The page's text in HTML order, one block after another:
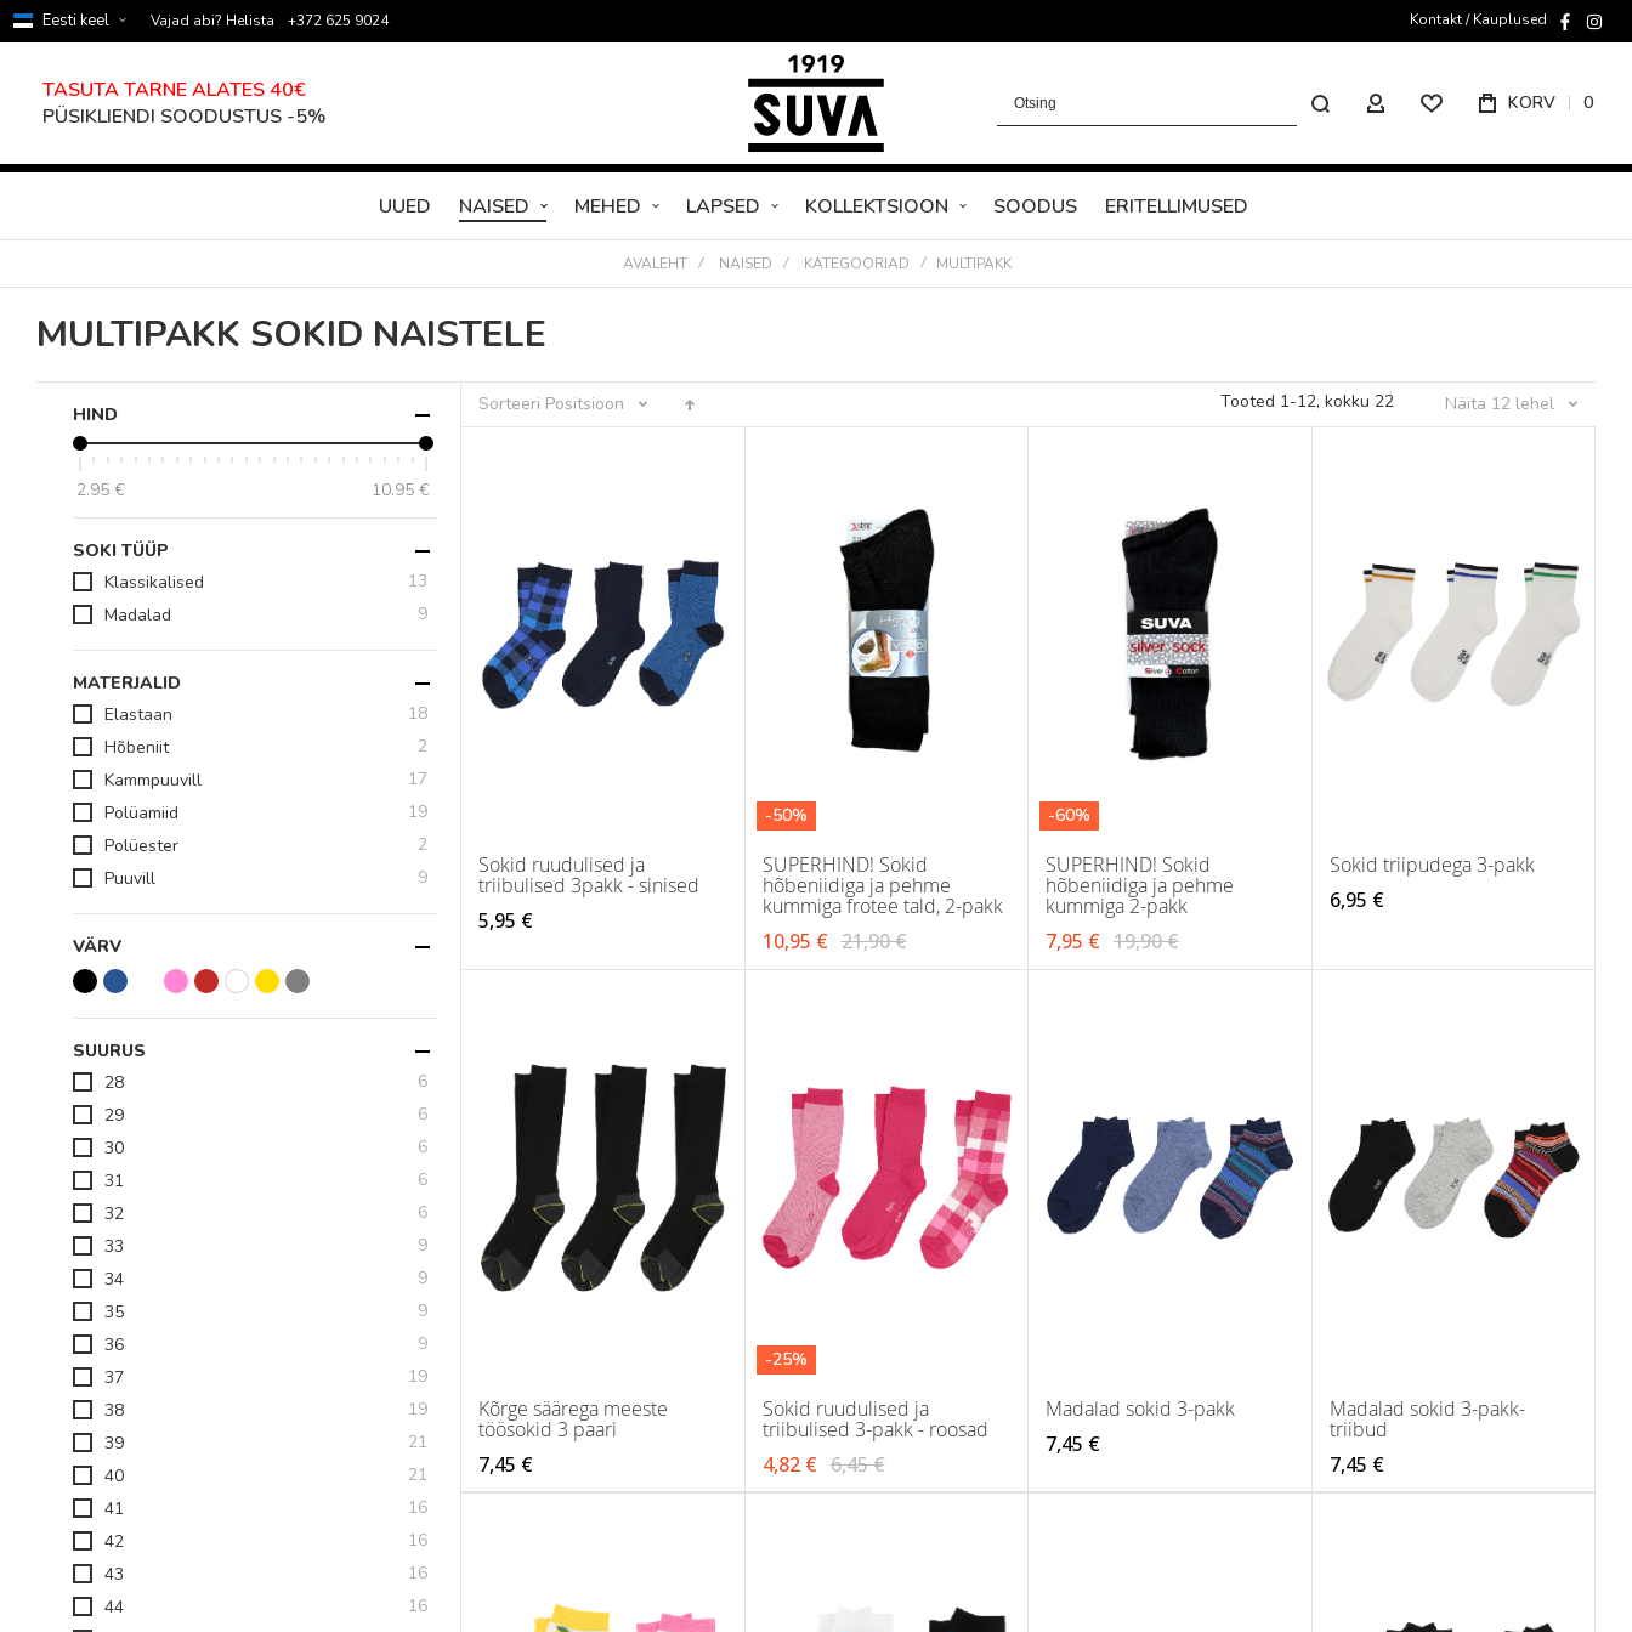
Eesti keel Vajad abi? Helista +372 625 9024 Kontakt / Kauplused
TASUTA TARNE ALATES 40€
PÜSIKLIENDI SOODUSTUS -5%
Otsing
MINU KONTO KORV 0
UUED NAISED MEHED LAPSED KOLLEKTSIOON SOODUS ERITELLIMUSED
AVALEHT NAISED KATEGOORIAD MULTIPAKK
MULTIPAKK SOKID NAISTELE
Sorteeri Positsioon Tooted 1-12, kokku 22 Näita 12 lehel
Sokid ruudulised ja
triibulised 3pakk - sinised
5,95 €
-50%
SUPERHIND! Sokid
hõbeniidiga ja pehme
kummiga frotee tald, 2-pakk
10,95 € 21,90 €
-60%
SUPERHIND! Sokid
hõbeniidiga ja pehme
kummiga 2-pakk
7,95 € 19,90 €
Sokid triipudega 3-pakk
6,95 €
Kõrge säärega meeste
töösokid 3 paari
7,45 €
-25%
Sokid ruudulised ja
triibulised 3-pakk - roosad
4,82 € 6,45 €
Madalad sokid 3-pakk
7,45 €
Madalad sokid 3-pakk-
triibud
7,45 €
HIND
2.95 € 10.95 €
SOKI TÜÜP
Klassikalised
13
Madalad
9toodet
MATERJALID
Elastaan
18toodet
Hõbeniit
2toodet
Kammpuuvill
17toodet
Polüamiid
19toodet
Polüester
2toodet
Puuvill
9toodet
VÄRV
SUURUS
28
6toodet
29
6toodet
30
6toodet
31
6toodet
32
6toodet
33
9toodet
34
9toodet
35
9toodet
36
9toodet
37
19toodet
38
19toodet
39
21
40
21
41
16toodet
42
16toodet
43
16toodet
44
16toodet